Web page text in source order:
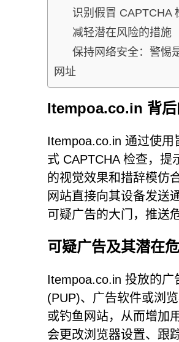
识别假冒 CAPTCHA
减轻潜在风险的措施
保持网络安全：警惕
网址
Itempoa.co.in 背后
Itempoa.co.in 通过使用
式 CAPTCHA 检查，提
的视觉效果和措辞模仿
网站直接向其设备发送
可疑广告的大门，推送
可疑广告及其潜在
Itempoa.co.in 投放的
(PUP)、广告软件或浏
或钓鱼网站，从而增加
会更改浏览器设置、跟